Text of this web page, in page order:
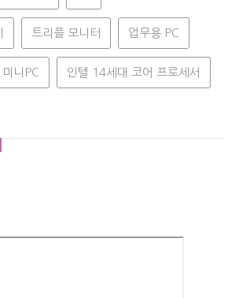
트리플 모니터 업무용 PC
미니PC 인텔 14세대 코어 프로세서